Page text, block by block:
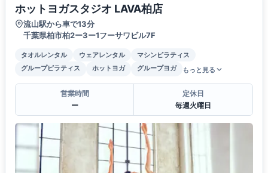
ホットヨガスタジオ LAVA柏店
流山駅から車で13分
千葉県柏市柏2ー3ー1フーサワビル7F
タオルレンタル ウェアレンタル
マシンピラティス
グループピラティス
ホットヨガ グループヨガ もっと見る
営業時間
ー
定休日
毎週火曜日